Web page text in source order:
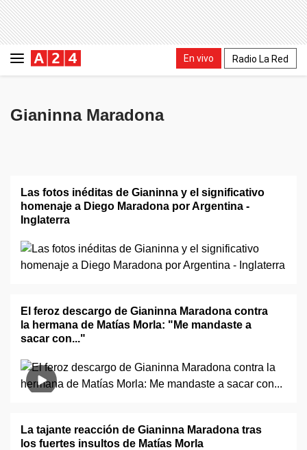
En vivo Radio La Red
Gianinna Maradona
Las fotos inéditas de Gianinna y el significativo
homenaje a Diego Maradona por Argentina -
Inglaterra
El feroz descargo de Gianinna Maradona contra
la hermana de Matías Morla: "Me mandaste a
sacar con..."
La tajante reacción de Gianinna Maradona tras
los fuertes insultos de Matías Morla